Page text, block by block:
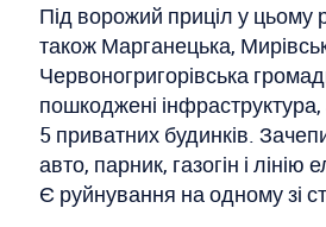
Під ворожий приціл у цьому
також Марганецька,
Червоногригорівська
пошкоджені
5 приватних будинків.
авто, парник, газогін і лінію
Є руйнування на одному зі